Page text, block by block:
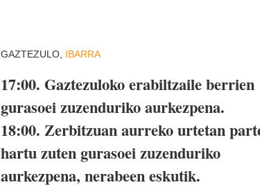
GAZTEZULO, IBARRA
17:00. Gaztezuloko erabiltzaile berrien
gurasoei zuzenduriko aurkezpena.
18:00. Zerbitzuan aurreko urtetan
hartu zuten gurasoei zuzenduriko
aurkezpena, nerabeen eskutik.